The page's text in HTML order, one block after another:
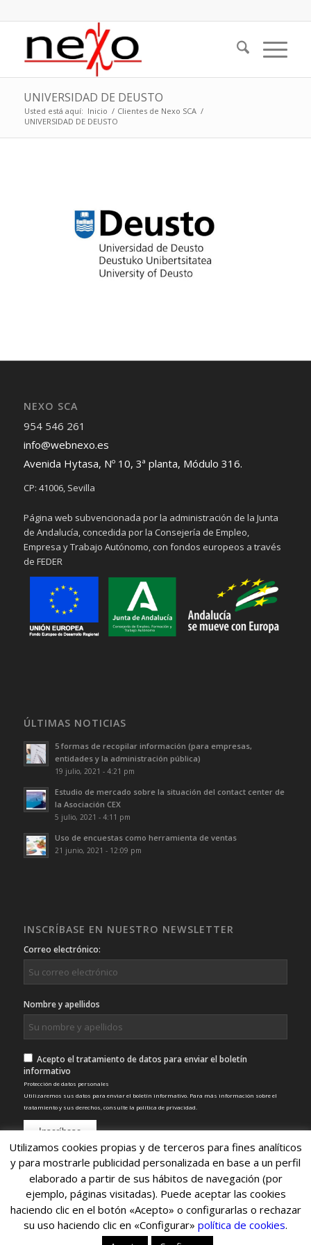
UNIVERSIDAD DE DEUSTO
Usted está aquí: Inicio / Clientes de Nexo SCA /
UNIVERSIDAD DE DEUSTO
NEXO SCA
954 546 261
info@webnexo.es
Avenida Hytasa, Nº 10, 3ª planta, Módulo 316.
CP: 41006, Sevilla
Página web subvencionada por la administración de la Junta
de Andalucía, concedida por la Consejería de Empleo,
Empresa y Trabajo Autónomo, con fondos europeos a través
de FEDER
ÚLTIMAS NOTICIAS
5 formas de recopilar información (para empresas,
entidades y la administración pública)
19 julio, 2021 - 4:21 pm
Estudio de mercado sobre la situación del contact center de
la Asociación CEX
5 julio, 2021 - 4:11 pm
Uso de encuestas como herramienta de ventas
21 junio, 2021 - 12:09 pm
INSCRÍBASE EN NUESTRO NEWSLETTER
Correo electrónico:
Nombre y apellidos
Acepto el tratamiento de datos para enviar el boletín
informativo
Protección de datos personales
Utilizaremos sus datos para enviar el boletín informativo. Para más información sobre el
tratamiento y sus derechos, consulte la política de privacidad
© Copyright 2022 - Nexo SCA
Utilizamos cookies propias y de terceros para fines analíticos
y para mostrarle publicidad personalizada en base a un perfil
elaborado a partir de sus hábitos de navegación (por
ejemplo, páginas visitadas). Puede aceptar las cookies
haciendo clic en el botón «Acepto» o configurarlas o rechazar
su uso haciendo clic en «Configurar» política de cookies.